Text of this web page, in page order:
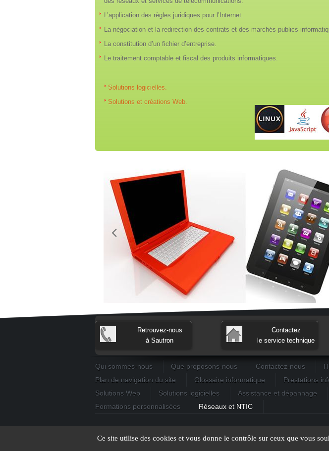
L’application des règles juridiques pour l’Internet.
La négociation et la redirection des contrats et des marchés publics
La constitution d’un fichier d’entreprise.
Le traitement comptable et fiscal des produits informatiques.
Solutions logicielles.
Solutions et créations Web.
Retrouvez-nous
à Sautron
Contactez
le service technique
Qui sommes-nous Que proposons-nous Contactez-nous
Plan de navigation du site
Glossaire informatique Prestations
Solutions Web
Solutions logicielles Assistance et dépannage
Formations personnalisées
Réseaux et NTIC
Ce site utilise des cookies et vous donne le contrôle sur ceux que vous